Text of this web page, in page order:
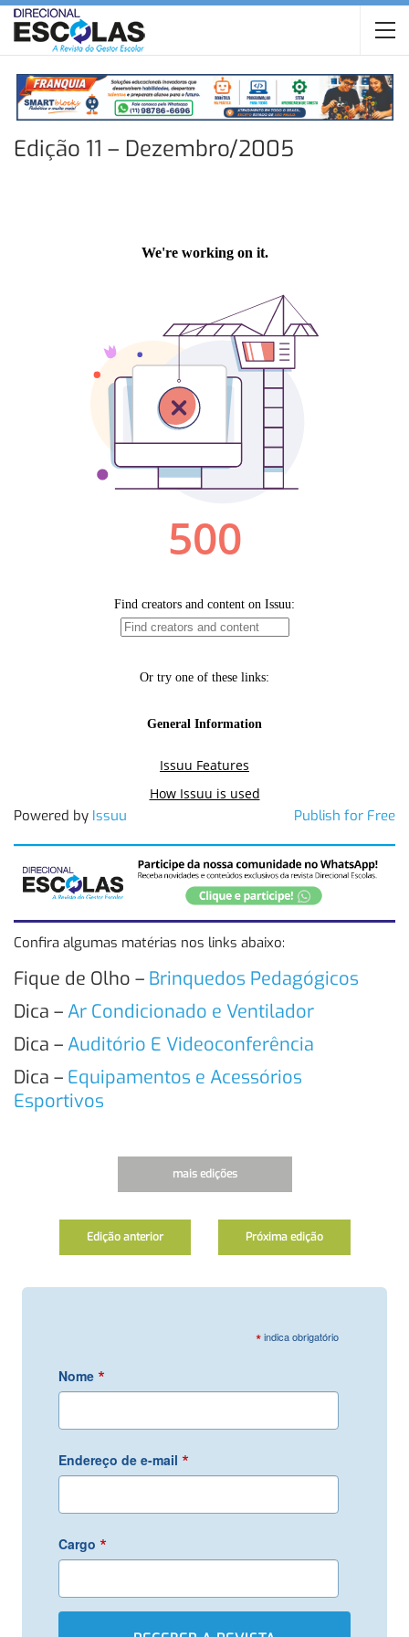
Edição 11 – Dezembro/2005
Powered by Issuu Publish for Free
Confira algumas matérias nos links abaixo:
Fique de Olho – Brinquedos Pedagógicos
Dica –Ar Condicionado e Ventilador
Dica –Auditório E Videoconferência
Dica – Equipamentos e Acessórios
Esportivos
mais edições
Edição anterior Próxima edição
*indica obrigatório
Nome *
Endereço de e-mail *
Cargo *